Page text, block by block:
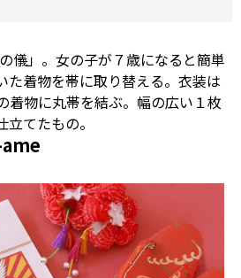
儀」。女の子が７歳になると簡単
た着物を帯に取り替える。衣装は
着物に丸帯を結ぶ。幅の広い１枚
てたもの。